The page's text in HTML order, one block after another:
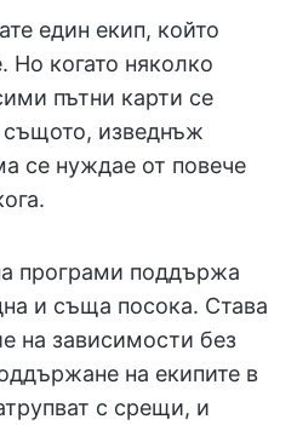
един екип, който
Но когато няколко
пътни карти се
същото, изведнъж
се нуждае от повече
програми поддържа
и съща посока. Става
на зависимости без
на екипите в
с срещи, и